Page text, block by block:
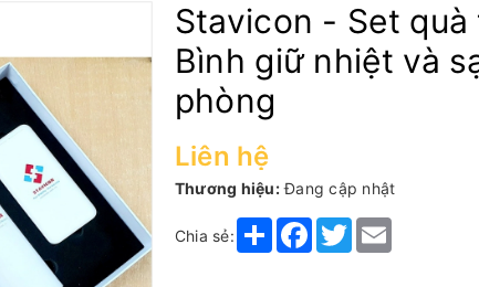
Stavicon - Set quà
Bình giữ nhiệt và
phòng
Liên hệ
Thương hiệu: Đang cập nhật
Chia sẻ: ShareFacebook
TwitterEmail